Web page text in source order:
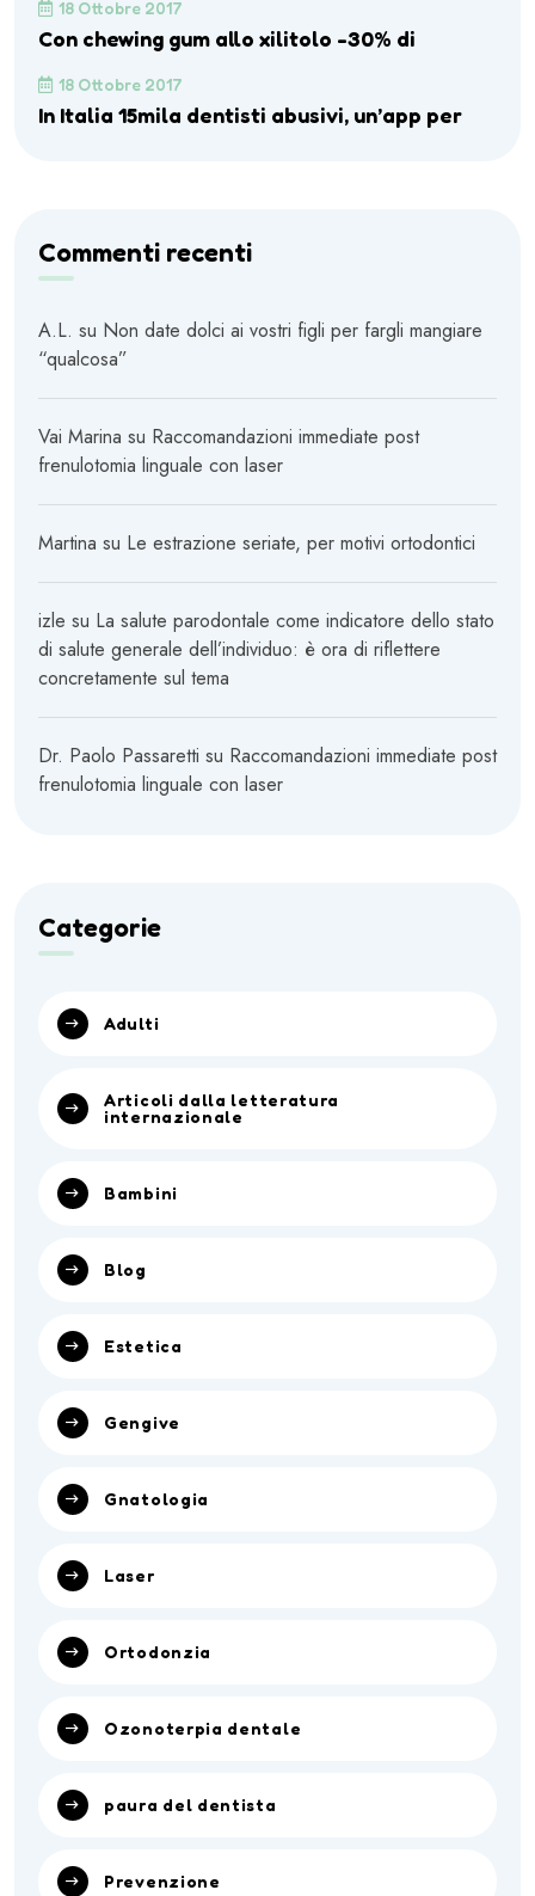
18 Ottobre 2017
Con chewing gum allo xilitolo -30% di
18 Ottobre 2017
In Italia 15mila dentisti abusivi, un’app per
Commenti recenti
A.L. su Non date dolci ai vostri figli per fargli mangiare
“qualcosa”
Vai Marina su Raccomandazioni immediate post
frenulotomia linguale con laser
Martina su Le estrazione seriate, per motivi ortodontici
izle su La salute parodontale come indicatore dello stato
di salute generale dell’individuo: è ora di riflettere
concretamente sul tema
Dr. Paolo Passaretti su Raccomandazioni immediate post
frenulotomia linguale con laser
Categorie
Adulti
Articoli dalla letteratura
internazionale
Bambini
Blog
Estetica
Gengive
Gnatologia
Laser
Ortodonzia
Ozonoterpia dentale
paura del dentista
Prevenzione